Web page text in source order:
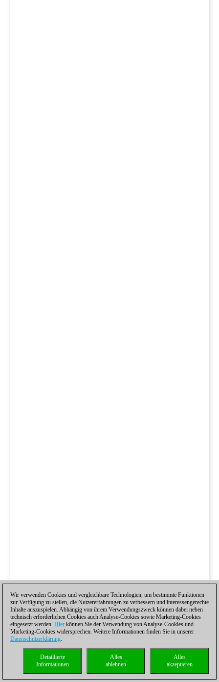
Wir verwenden Cookies und vergleichbare Technologien, um bestimmte Funktionen
zur Verfügung zu stellen, die Nutzererfahrungen zu verbessern und interessengerechte
Inhalte auszuspielen. Abhängig von ihrem Verwendungszweck können dabei neben
technisch erforderlichen Cookies auch Analyse-Cookies sowie Marketing-Cookies
eingesetzt werden. Hier können Sie der Verwendung von Analyse-Cookies und
Marketing-Cookies widersprechen. Weitere Informationen finden Sie in unserer
Datenschutzerklärung.
Alles
akzeptieren
Alles
ablehnen
Detaillierte
Informationen